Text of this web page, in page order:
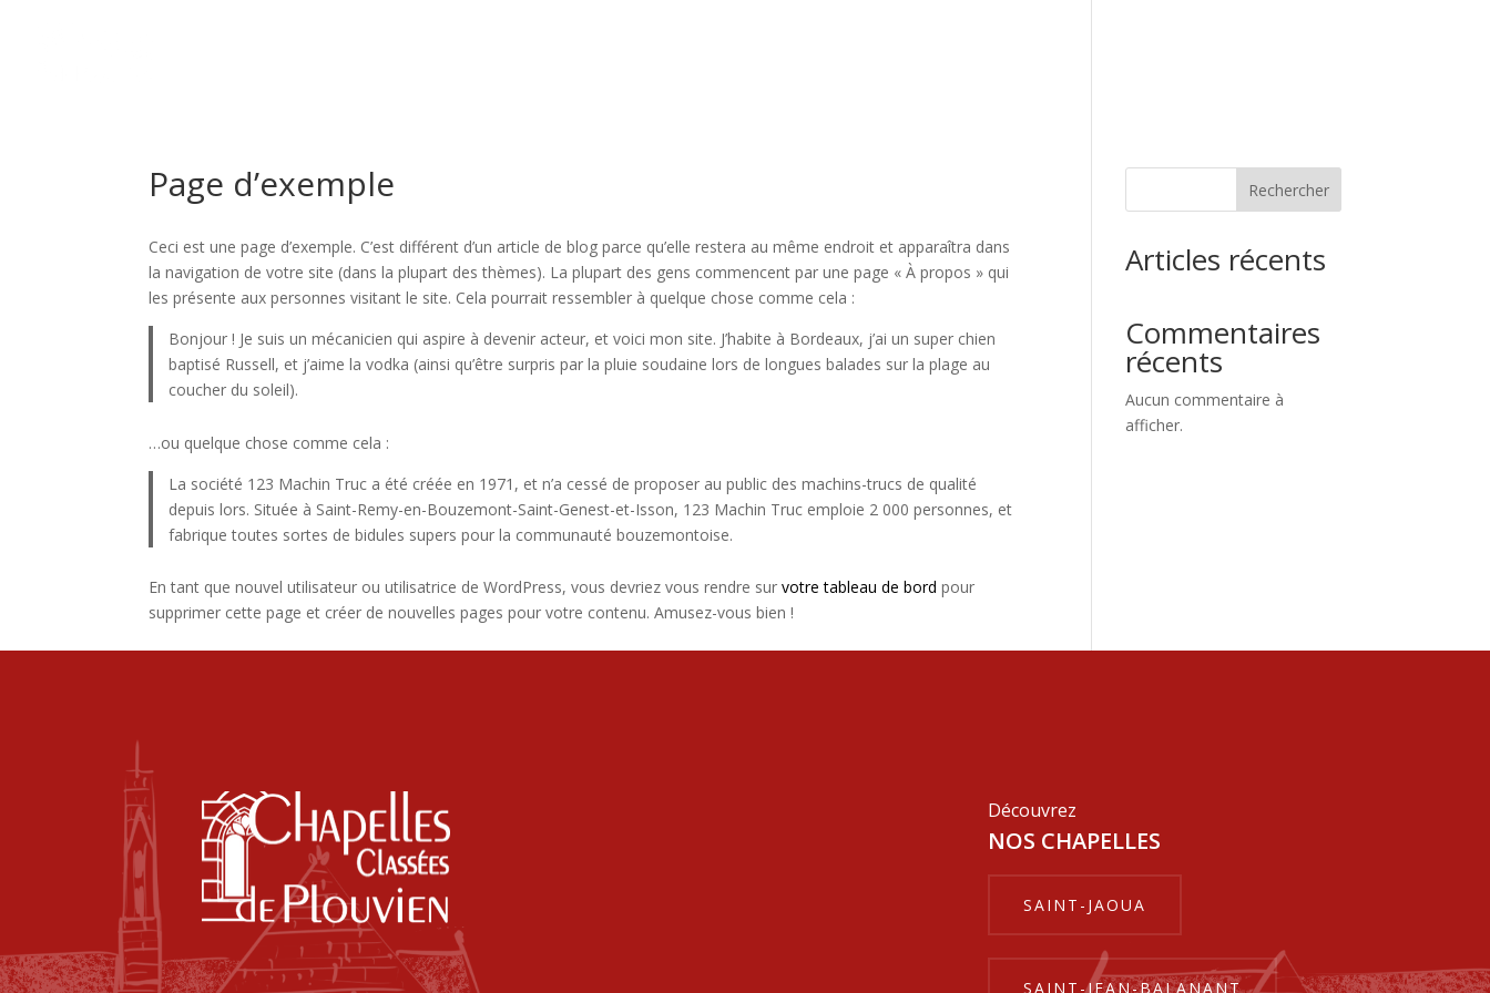
Page d’exemple
Ceci est une page d’exemple. C’est différent d’un article de blog parce qu’elle restera au même endroit et apparaîtra dans
la navigation de votre site (dans la plupart des thèmes). La plupart des gens commencent par une page « À propos » qui
les présente aux personnes visitant le site. Cela pourrait ressembler à quelque chose comme cela :
Bonjour ! Je suis un mécanicien qui aspire à devenir acteur, et voici mon site. J’habite à Bordeaux, j’ai un super chien
baptisé Russell, et j’aime la vodka (ainsi qu’être surpris par la pluie soudaine lors de longues balades sur la plage au
coucher du soleil).
…ou quelque chose comme cela :
La société 123 Machin Truc a été créée en 1971, et n’a cessé de proposer au public des machins-trucs de qualité
depuis lors. Située à Saint-Remy-en-Bouzemont-Saint-Genest-et-Isson, 123 Machin Truc emploie 2 000 personnes, et
fabrique toutes sortes de bidules supers pour la communauté bouzemontoise.
En tant que nouvel utilisateur ou utilisatrice de WordPress, vous devriez vous rendre survotre tableau de bord pour
supprimer cette page et créer de nouvelles pages pour votre contenu. Amusez-vous bien !
Rechercher
Articles récents
Commentaires
récents
Aucun commentaire à
afficher.
Découvrez
NOS CHAPELLES
SAINT-JAOUA
SAINT-JEAN-BALANANT